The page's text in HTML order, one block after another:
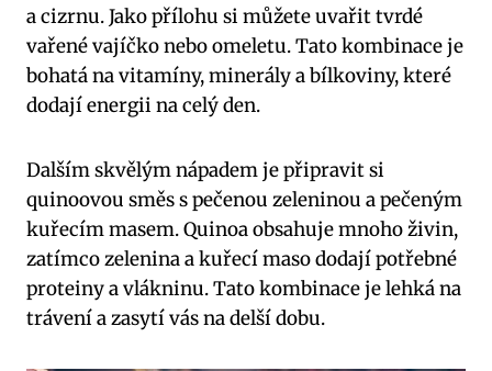
a cizrnu. Jako přílohu si můžete uvařit tvrdé
vařené ‍vajíčko⁤ nebo omeletu. Tato kombinace je
⁤bohatá na vitamíny, minerály a bílkoviny, které​
dodají‍ energii ‌na celý den.
Dalším skvělým‌ nápadem je připravit si
quinoovou směs s pečenou zeleninou a pečeným
kuřecím ⁤masem. Quinoa ​obsahuje⁢ mnoho⁣ živin,
zatímco zelenina a kuřecí⁤ maso dodají potřebné
proteiny a vlákninu. Tato kombinace je lehká na
trávení ⁢a zasytí vás‍ na ⁢delší dobu.